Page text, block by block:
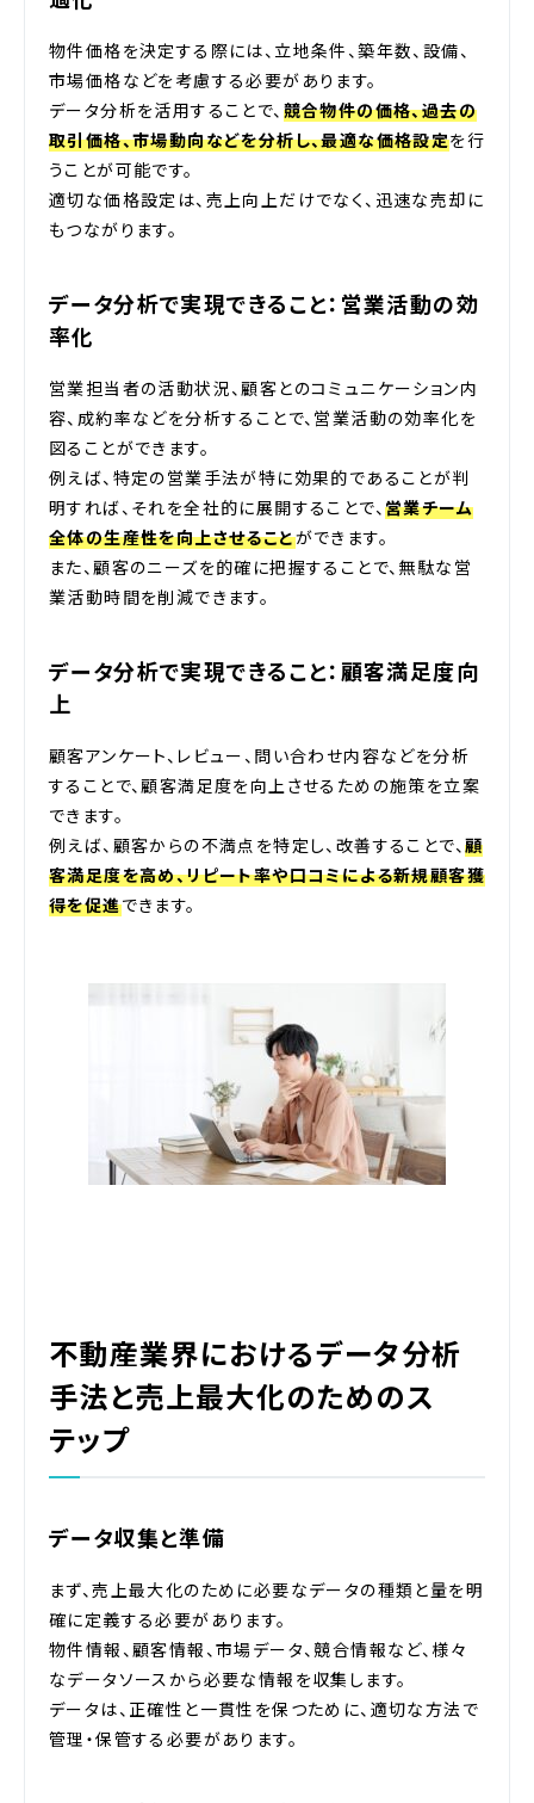
物件価格を決定する際には、立地条件、築年数、設備、
市場価格などを考慮する必要があります。
データ分析を活用することで、 競合物件の価格、過去の
取引価格、市場動向などを分析し、最適な価格設定を行
うことが可能です。
適切な価格設定は、売上向上だけでなく、迅速な売却に
もつながります。
データ分析で実現できること：営業活動の効
率化
営業担当者の活動状況、顧客とのコミュニケーション内
容、成約率などを分析することで、営業活動の効率化を
図ることができます。
例えば、特定の営業手法が特に効果的であることが判
明すれば、それを全社的に展開することで、営業チーム
全体の生産性を向上させることができます。
また、顧客のニーズを的確に把握することで、無駄な営
業活動時間を削減できます。
データ分析で実現できること：顧客満足度向
上
顧客アンケート、レビュー、問い合わせ内容などを分析
することで、顧客満足度を向上させるための施策を立案
できます。
例えば、顧客からの不満点を特定し、改善することで、顧
客満足度を高め、リピート率や口コミによる新規顧客獲
得を促進できます。
不動産業界におけるデータ分析
手法と売上最大化のためのス
テップ
データ収集と準備
まず、売上最大化のために必要なデータの種類と量を明
確に定義する必要があります。
物件情報、顧客情報、市場データ、競合情報など、様々
なデータソースから必要な情報を収集します。
データは、正確性と一貫性を保つために、適切な方法で
管理・保管する必要があります。